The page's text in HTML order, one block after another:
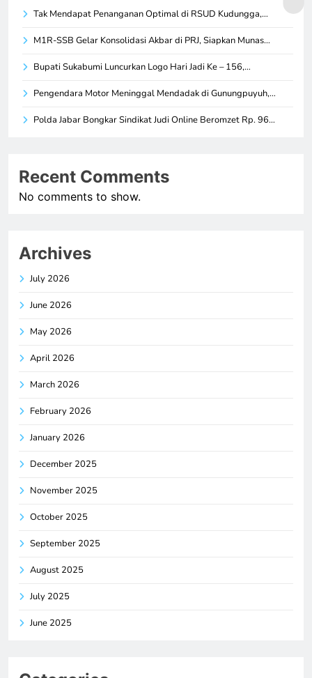
Tak Mendapat Penanganan Optimal di RSUD Kudungga,…
M1R-SSB Gelar Konsolidasi Akbar di PRJ, Siapkan Munas…
Bupati Sukabumi Luncurkan Logo Hari Jadi Ke – 156,…
Pengendara Motor Meninggal Mendadak di Gunungpuyuh,…
Polda Jabar Bongkar Sindikat Judi Online Beromzet Rp. 96…
Recent Comments
No comments to show.
Archives
July 2026
June 2026
May 2026
April 2026
March 2026
February 2026
January 2026
December 2025
November 2025
October 2025
September 2025
August 2025
July 2025
June 2025